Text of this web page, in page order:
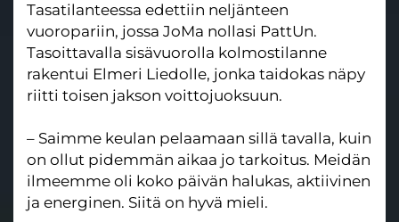
Tasatilanteessa edettiin neljänteen
vuoropariin, jossa JoMa nollasi PattUn.
Tasoittavalla sisävuorolla kolmostilanne
rakentui Elmeri Liedolle, jonka taidokas näpy
riitti toisen jakson voittojuoksuun.
– Saimme keulan pelaamaan sillä tavalla, kuin
on ollut pidemmän aikaa jo tarkoitus. Meidän
ilmeemme oli koko päivän halukas, aktiivinen
ja energinen. Siitä on hyvä mieli.